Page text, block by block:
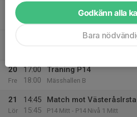
18
Ons
Träning P14
20
Fre
17:00
18:00
Träning P14
Mässhallen B
21
Lör
14:45
15:45
Match mot
P14 Mitt - P14 Nivå 1 Mitt
Godkänn alla
Bara